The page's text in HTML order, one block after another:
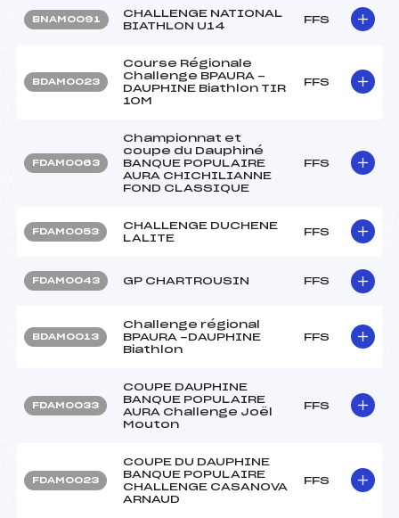
BNAM0091
CHALLENGE NATIONAL
BIATHLON U14
FFS
BDAM0023
Course Régionale
Challenge BPAURA -
DAUPHINE Biathlon TIR
10M
FFS
FDAM0063
Championnat et
coupe du Dauphiné
BANQUE POPULAIRE
AURA CHICHILIANNE
FOND CLASSIQUE
FFS
FDAM0053
CHALLENGE DUCHENE
LALITE
FFS
FDAM0043 GP CHARTROUSIN FFS
BDAM0013
Challenge régional
BPAURA -DAUPHINE
Biathlon
FFS
FDAM0033
COUPE DAUPHINE
BANQUE POPULAIRE
AURA Challenge Joël
Mouton
FFS
FDAM0023
COUPE DU DAUPHINE
BANQUE POPULAIRE
CHALLENGE CASANOVA
ARNAUD
FFS